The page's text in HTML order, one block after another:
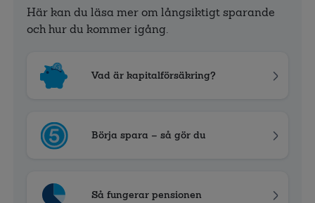
Här kan du läsa mer om långsiktigt sparande
och hur du kommer igång.
Vad är kapitalförsäkring?
Börja spara – så gör du
Så fungerar pensionen